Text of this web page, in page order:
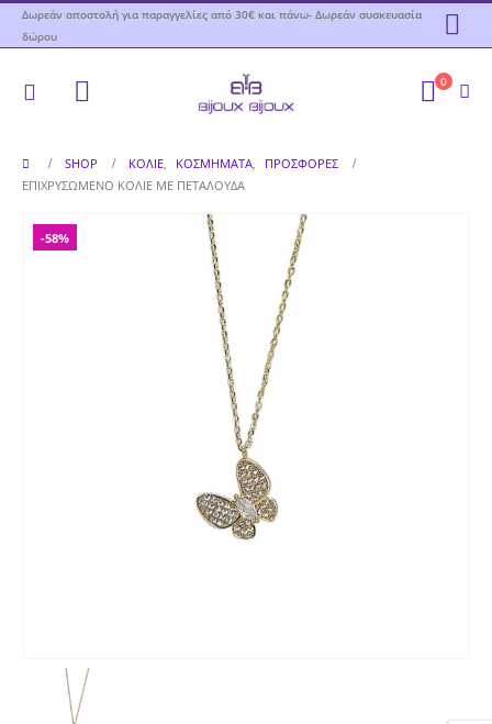
Δωρεάν αποστολή για παραγγελίες από 30€ και πάνω- Δωρεάν συσκευασία
δώρου
0
SHOP ΚΟΛΙΈ, ΚΟΣΜΉΜΑΤΑ,
ΠΡΟΣΦΟΡΕΣ
ΕΠΙΧΡΥΣΩΜΈΝΟ ΚΟΛΙΈ ΜΕ ΠΕΤΑΛΟΎΔΑ
-58%